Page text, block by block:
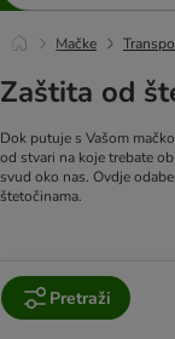
Mačke
Zaštita od
Dok putuje s Vašom
od stvari na koje trebate
svud oko nas. Ovdje
štetočinama.
Pretraži